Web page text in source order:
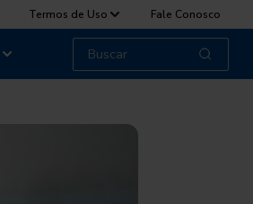
Termos de Uso Fale Conosco